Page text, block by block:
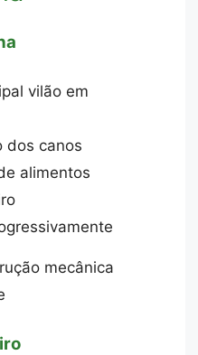
vilão em
dos canos
alimentos
mecânica